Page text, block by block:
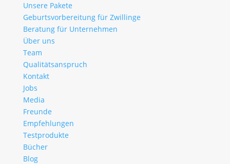
Unsere Pakete
Geburtsvorbereitung für Zwillinge
Beratung für Unternehmen
Über uns
Team
Qualitätsanspruch
Kontakt
Jobs
Media
Freunde
Empfehlungen
Testprodukte
Bücher
Blog